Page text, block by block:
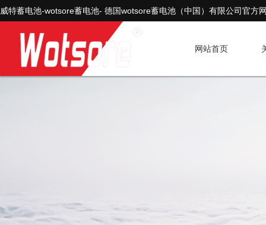
威特蓄电池-wotsore蓄电池- 德国wotsore蓄电池（中国）有限公司官方
网站首页